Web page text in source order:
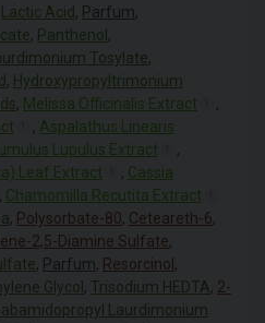
Lactic Acid, Parfum,
, Panthenol ,
Tosylate,
, Hydroxypropyltrimonium
, Melissa Officinalis Extract
,
, Aspalathus Linearis
Lupulus Extract
,
Leaf Extract
, Cassia
, Chamomilla Recutita Extract
, Polysorbate-80, Ceteareth-6,
2,5-Diamine Sulfate,
, Parfum, Resorcinol ,
Glycol , Trisodium HEDTA, 2-
Laurdimonium